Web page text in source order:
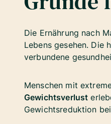
Die Ernährung nach
Lebens gesehen. Die
verbundene
Menschen mit
Gewichtsverlust
Gewichtsreduktion